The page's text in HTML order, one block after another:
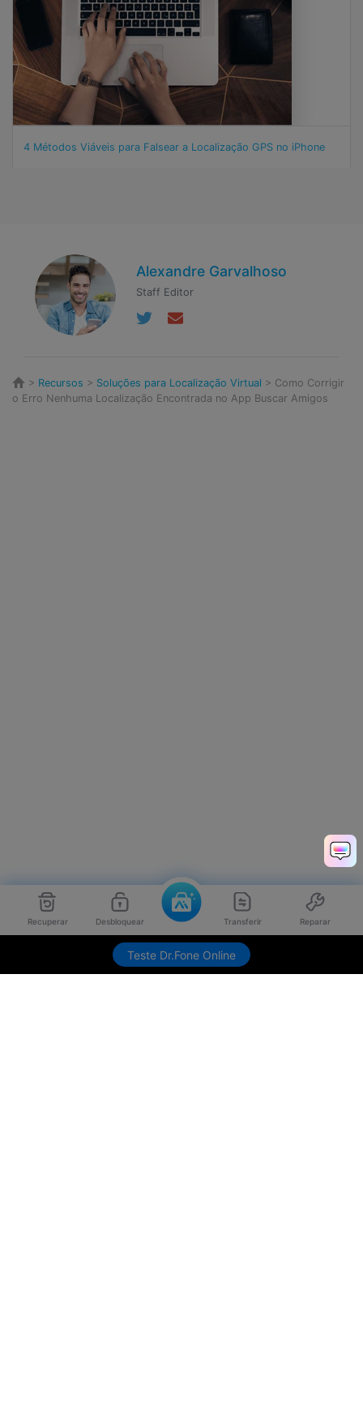
Recuperar Desbloquear Transferir Reparar
Teste Dr.Fone Online
4 Métodos Viáveis para Falsear a Localização GPS no iPhone
Alexandre Garvalhoso
Staff Editor
> Recursos > Soluções para Localização Virtual > Como Corrigir
o Erro Nenhuma Localização Encontrada no App Buscar Amigos